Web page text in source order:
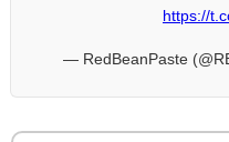
https://
— RedBeanPaste